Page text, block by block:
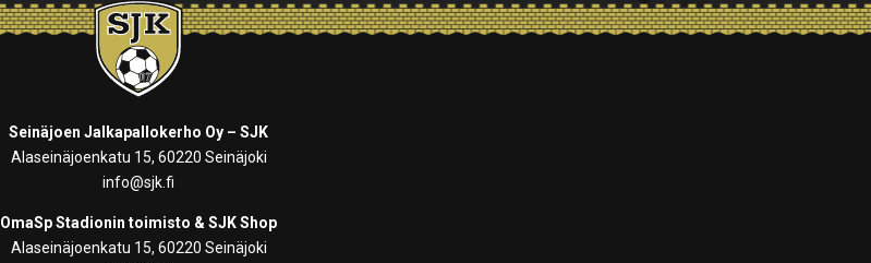
Seinäjoen Jalkapallokerho Oy – SJK
Alaseinäjoenkatu 15, 60220 Seinäjoki
info@sjk.fi
OmaSp Stadionin toimisto & SJK Shop
Alaseinäjoenkatu 15, 60220 Seinäjoki